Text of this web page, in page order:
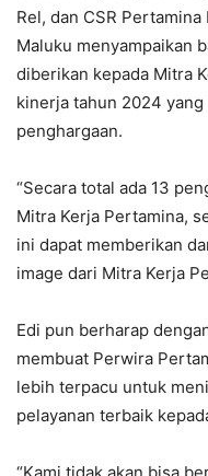
Rel, dan CSR
Maluku menyampaikan
diberikan kepada Mitra
kinerja tahun 2024
penghargaan.
“Secara total ada 13
Mitra Kerja Pertamina,
ini dapat memberikan
image dari Mitra Kerja
Edi pun berharap
membuat Perwira
lebih terpacu untuk
pelayanan terbaik
“Kami tidak akan bisa